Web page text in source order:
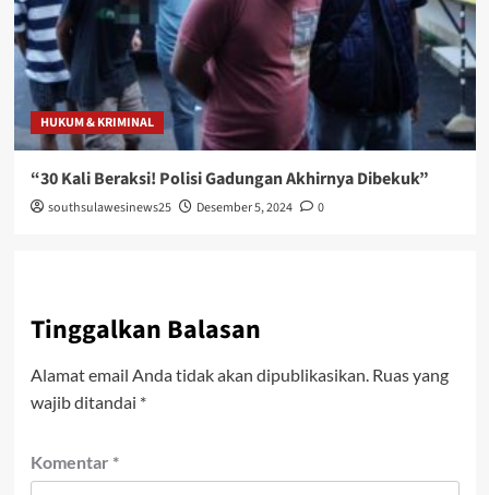
HUKUM & KRIMINAL
“30 Kali Beraksi! Polisi Gadungan Akhirnya Dibekuk”
southsulawesinews25 Desember 5, 2024 0
Tinggalkan Balasan
Alamat email Anda tidak akan dipublikasikan. Ruas yang
wajib ditandai *
Komentar *